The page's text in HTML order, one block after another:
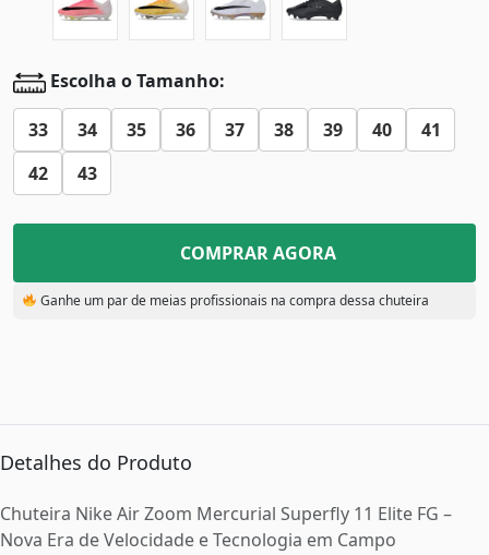
Escolha o Tamanho:
33 34 35 36 37 38 39 40
41
42
43
COMPRAR AGORA
Ganhe um par de meias profissionais na compra dessa chuteira
Detalhes do Produto
Chuteira Nike Air Zoom Mercurial Superfly 11 Elite FG –
Nova Era de Velocidade e Tecnologia em Campo